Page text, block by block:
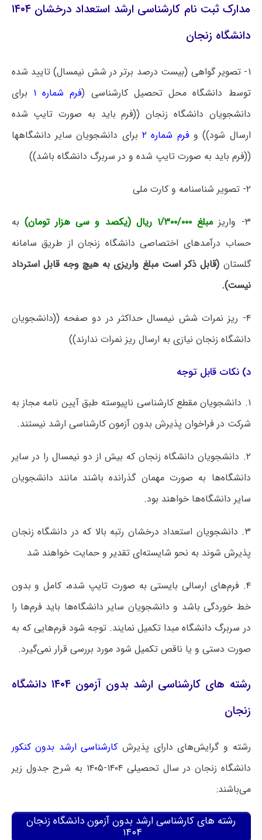
مدارک ثبت نام کارشناسی ارشد استعداد درخشان ۱۴۰۴
دانشگاه زنجان
۱- تصویر گواهی (بیست درصد برتر در شش نیمسال) تایید شده
توسط دانشگاه محل تحصیل کارشناسی (فرم شماره ۱
برای
دانشجویان دانشگاه زنجان ((فرم باید به صورت تایپ شده
ارسال شود)) وفرم شماره ۲
برای دانشجویان سایر دانشگاهها
((فرم باید به صورت تایپ شده و در سربرگ دانشگاه باشد))
۲- تصویر شناسنامه و کارت ملی
۳- واریز مبلغ ۱/۳۰۰/۰۰۰ ریال (یکصد و سی هزار تومان)
به
حساب درآمدهای اختصاصی دانشگاه زنجان از طریق سامانه
گلستان (قابل ذکر است مبلغ واریزی به هیچ وجه قابل استرداد
نیست).
۴- ریز نمرات شش نیمسال حداکثر در دو صفحه ((دانشجویان
دانشگاه زنجان نیازی به ارسال ریز نمرات ندارند))
د) نکات قابل توجه
۱. دانشجویان مقطع کارشناسی ناپیوسته طبق آیین نامه مجاز به
شرکت در فراخوان پذیرش بدون آزمون کارشناسی ارشد نیستند.
۲. دانشجویان دانشگاه زنجان که بیش از دو نیمسال را در سایر
دانشگاه‌ها به صورت مهمان گذرانده باشند مانند دانشجویان
سایر دانشگاه‌ها خواهند بود.
۳. دانشجویان استعداد درخشان رتبه بالا که در دانشگاه زنجان
پذیرش شوند به نحو شایسته‌ای تقدیر و حمایت خواهند شد
۴. فرم‌های ارسالی بایستی به صورت تایپ شده، کامل و بدون
خط خوردگی باشد و دانشجویان سایر دانشگاه‌ها باید فرم‌ها را
در سربرگ دانشگاه مبدا تکمیل نمایند. توجه شود فرم‌هایی که به
صورت دستی و یا ناقص تکمیل شود مورد بررسی قرار نمی‌گیرد.
رشته های کارشناسی ارشد بدون آزمون ۱۴۰۴ دانشگاه
زنجان
رشته و گرایش‌های دارای پذیرش کارشناسی ارشد بدون کنکور
دانشگاه زنجان در سال تحصیلی ۱۴۰۴-۱۴۰۵ به شرح جدول زیر
می‌باشند:
رشته های کارشناسی ارشد بدون آزمون دانشگاه زنجان
۱۴۰۴